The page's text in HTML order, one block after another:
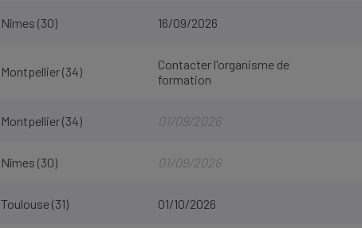
Nîmes (30) 16/09/2026
Montpellier (34)
Contacter l'organisme de
formation
Montpellier (34) 01/09/2026
Nîmes (30) 01/09/2026
Toulouse (31) 01/10/2026